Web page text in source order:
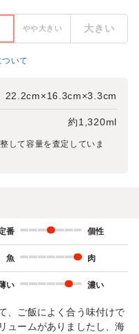
やや大きい 大きい
いて
22.2cm×16.3cm×3.3cm
約1,320ml
して容量を査定していま
番 個性
魚 肉
い 濃い
、ご飯によく合う味付けで
ュームがありましたし、海